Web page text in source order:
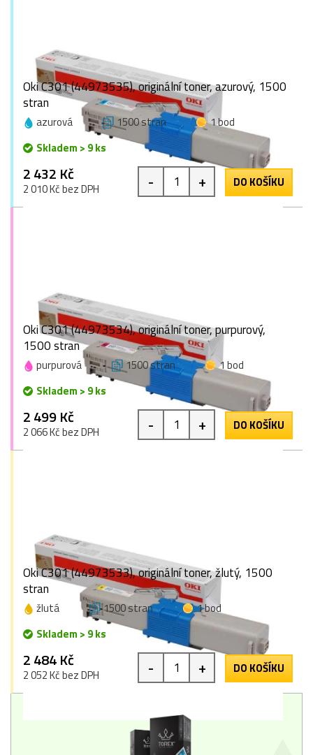
Oki C301 (44973535), originální toner, azurový, 1500
stran
azurová 1500 stran
1 bod
Skladem > 9 ks
2 432 Kč
2 010 Kč bez DPH - + DO KOŠÍKU
Oki C301 (44973534), originální toner, purpurový,
1500 stran
purpurová 1500 stran
1 bod
Skladem > 9 ks
2 499 Kč
2 066 Kč bez DPH - + DO KOŠÍKU
Oki C301 (44973533), originální toner, žlutý, 1500
stran
žlutá 1500 stran
1 bod
Skladem > 9 ks
2 484 Kč
2 052 Kč bez DPH - + DO KOŠÍKU